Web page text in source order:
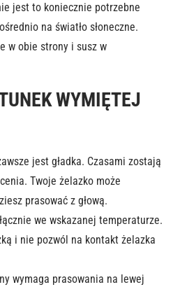
jest to koniecznie potrzebne
na światło słoneczne.
w obie strony i susz w
WYMIĘTEJ
jest gładka. Czasami zostają
Twoje żelazko może
prasować z głową.
we wskazanej temperaturze.
i nie pozwól na kontakt żelazka
wymaga prasowania na lewej